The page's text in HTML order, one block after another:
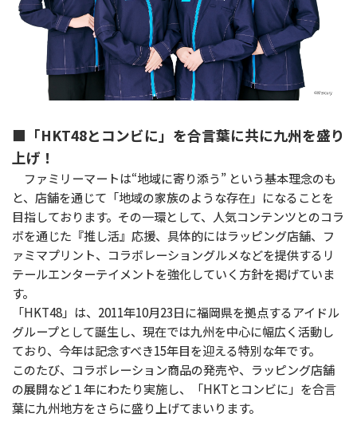
■「HKT48とコンビに」を合言葉に共に九州を盛り
上げ！
ファミリーマートは“地域に寄り添う” という基本理念のも
と、店舗を通じて「地域の家族のような存在」になることを
目指しております。その一環として、人気コンテンツとのコラ
ボを通じた『推し活』応援、具体的にはラッピング店舗、フ
ァミマプリント、コラボレーショングルメなどを提供するリ
テールエンターテイメントを強化していく方針を掲げていま
す。
「HKT48」は、2011年10月23日に福岡県を拠点するアイドル
グループとして誕生し、現在では九州を中心に幅広く活動し
ており、今年は記念すべき15年目を迎える特別な年です。
このたび、コラボレーション商品の発売や、ラッピング店舗
の展開など１年にわたり実施し、「HKTとコンビに」を合言
葉に九州地方をさらに盛り上げてまいります。